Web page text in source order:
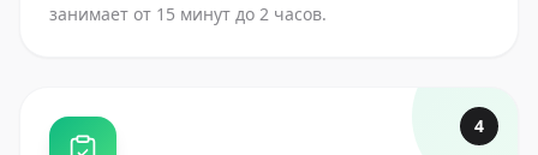
занимает от 15 минут до 2 часов.
4